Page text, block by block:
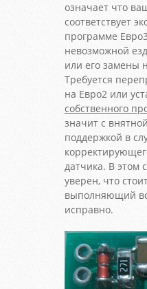
означает что
соответствует
программе
невозможной
или его замены
Требуется
на Евро2 или
собственного
значит с
поддержкой в
датчика. В этом
уверен, что
выполняющий
исправно.